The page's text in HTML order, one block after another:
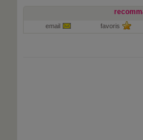
email favoris